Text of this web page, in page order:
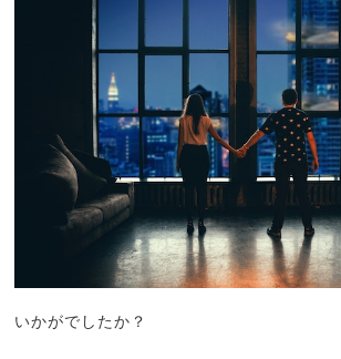
いかがでしたか？